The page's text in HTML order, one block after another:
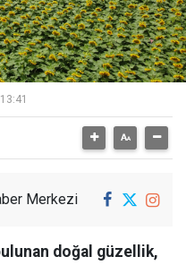
Merkezi
doğal güzellik,